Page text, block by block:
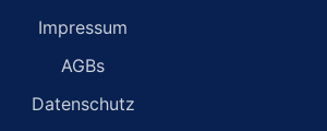
Impressum
AGBs
Datenschutz